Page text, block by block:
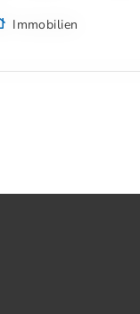
Immobilien